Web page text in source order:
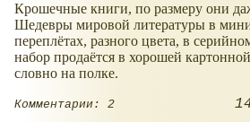
Крошечные книги, по размеру они
Шедевры мировой литературы в
переплётах, разного цвета, в
набор продаётся в хорошей
словно на полке.
Комментарии: 2